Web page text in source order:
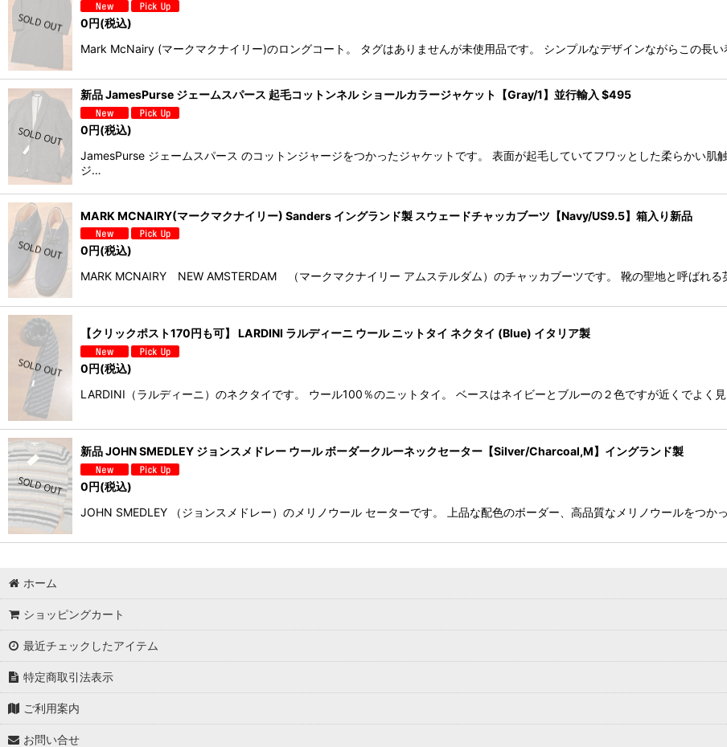
0円(税込)
Mark McNairy (マークマクナイリー)のロングコート。 タグはありませんが未使用品です。 シンプルなデザインながらこの長
新品 JamesPurse ジェームスパース 起毛コットンネル ショールカラージャケット【Gray/1】並行輸入 $495
0円(税込)
JamesPurse ジェームスパース のコットンジャージをつかったジャケットです。 表面が起毛していてフワッとした柔らかい肌
ジ…
MARK MCNAIRY(マークマクナイリー) Sanders イングランド製 スウェードチャッカブーツ【Navy/US9.5】箱入り新品
0円(税込)
MARK MCNAIRY NEW AMSTERDAM （マークマクナイリー アムステルダム）のチャッカブーツです。 靴の聖地と呼ばれ
【クリックポスト170円も可】 LARDINI ラルディーニ ウール ニットタイ ネクタイ (Blue) イタリア製
0円(税込)
LARDINI（ラルディーニ）のネクタイです。 ウール100％のニットタイ。 ベースはネイビーとブルーの２色ですが近くでよく
新品 JOHN SMEDLEY ジョンスメドレー ウール ボーダークルーネックセーター【Silver/Charcoal,M】イングランド製
0円(税込)
JOHN SMEDLEY （ジョンスメドレー）のメリノウール セーターです。 上品な配色のボーダー、高品質なメリノウールをつ
ホーム
ショッピングカート
最近チェックしたアイテム
特定商取引法表示
ご利用案内
お問い合せ